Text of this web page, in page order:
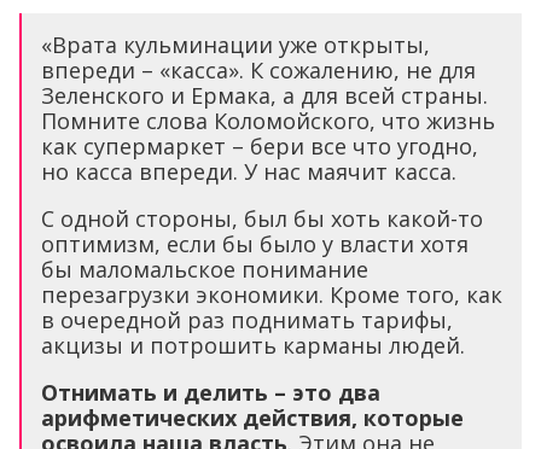
«Врата кульминации уже открыты,
впереди – «касса». К сожалению, не для
Зеленского и Ермака, а для всей страны.
Помните слова Коломойского, что жизнь
как супермаркет – бери все что угодно,
но касса впереди. У нас маячит касса.
С одной стороны, был бы хоть какой-то
оптимизм, если бы было у власти хотя
бы маломальское понимание
перезагрузки экономики. Кроме того, как
в очередной раз поднимать тарифы,
акцизы и потрошить карманы людей.
Отнимать и делить – это два
арифметических действия, которые
освоила наша власть. Этим она не